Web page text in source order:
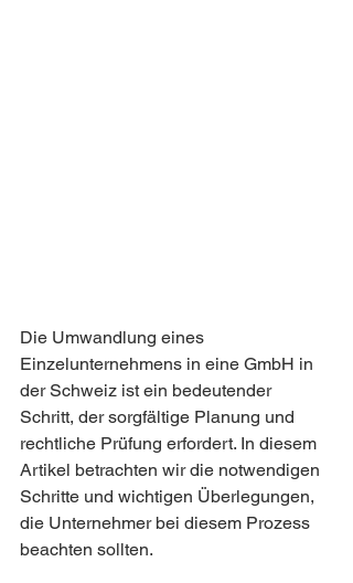
Die Umwandlung eines
Einzelunternehmens in eine GmbH in
der Schweiz ist ein bedeutender
Schritt, der sorgfältige Planung und
rechtliche Prüfung erfordert. In diesem
Artikel betrachten wir die notwendigen
Schritte und wichtigen Überlegungen,
die Unternehmer bei diesem Prozess
beachten sollten.